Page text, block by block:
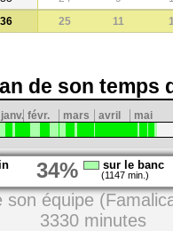
36 25 11
de son temps
janv. févr. mars avril mai
34% sur le banc
(1147 min.)
son équipe
3330 minutes